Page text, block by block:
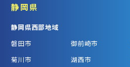
静岡県
静岡県西部地域
磐田市
御前崎市
菊川市
湖西市